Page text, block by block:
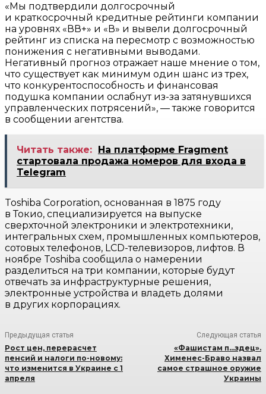
«Мы подтвердили долгосрочный
и краткосрочный кредитные рейтинги компании
на уровнях «ВВ+» и «В» и вывели долгосрочный
рейтинг из списка на пересмотр с возможностью
понижения с негативными выводами.
Негативный прогноз отражает наше мнение о том,
что существует как минимум один шанс из трех,
что конкурентоспособность и финансовая
подушка компании ослабнут из-за затянувшихся
управленческих потрясений», — также говорится
в сообщении агентства.
Читать также: На платформе Fragment
стартовала продажа номеров для входа в
Telegram
Toshiba Corporation, основанная в 1875 году
в Токио, специализируется на выпуске
сверхточной электроники и электротехники,
интегральных схем, промышленных компьютеров,
сотовых телефонов, LCD-телевизоров, лифтов. В
ноябре Toshiba сообщила о намерении
разделиться на три компании, которые будут
отвечать за инфраструктурные решения,
электронные устройства и владеть долями
в других корпорациях.
Предыдущая статья
Рост цен, перерасчет
пенсий и налоги по-новому:
что изменится в Украине с 1
апреля
Следующая статья
«Фашистам п…здец».
Хименес-Браво назвал
самое страшное оружие
Украины